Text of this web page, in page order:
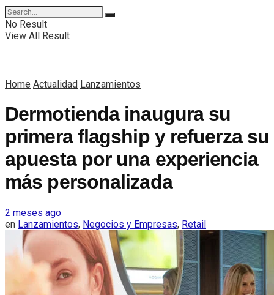
No Result
View All Result
Home Actualidad Lanzamientos
Dermotienda inaugura su
primera flagship y refuerza su
apuesta por una experiencia
más personalizada
2 meses ago
en Lanzamientos, Negocios y Empresas, Retail